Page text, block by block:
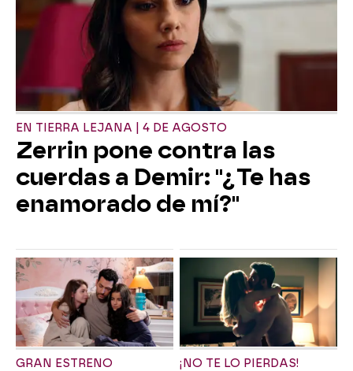
EN TIERRA LEJANA | 4 DE AGOSTO
Zerrin pone contra las
cuerdas a Demir: "¿Te has
enamorado de mí?"
GRAN ESTRENO ¡NO TE LO PIERDAS!